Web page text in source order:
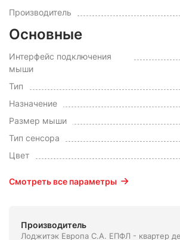
Производитель
Основные
Интерфейс подключения
мыши
Тип
Назначение
Размер мыши
Тип сенсора
Цвет
Смотреть все параметры
Производитель
Лоджитэк Европа С.А. ЕПФЛ - квартер